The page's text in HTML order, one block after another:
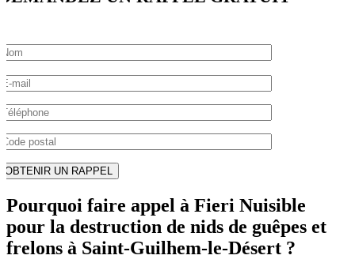
Pourquoi faire appel à Fieri Nuisible
pour la destruction de nids de guêpes et
frelons à Saint-Guilhem-le-Désert ?